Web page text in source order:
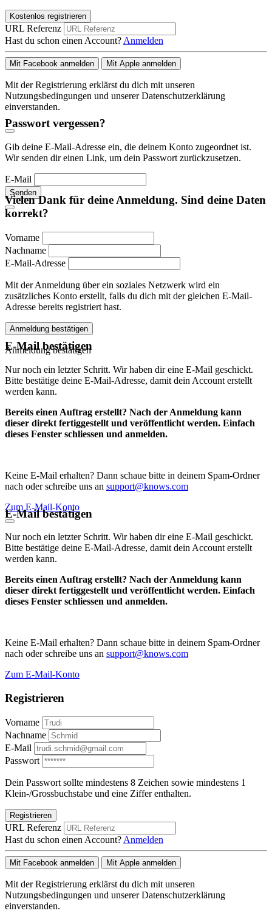
Kostenlos registrieren
URL Referenz
Hast du schon einen Account? Anmelden
Mit Facebook anmelden Mit Apple anmelden
Mit der Registrierung erklärst du dich mit unseren
Nutzungsbedingungen und unserer Datenschutzerklärung
einverstanden.
Passwort vergessen?
Gib deine E-Mail-Adresse ein, die deinem Konto zugeordnet ist.
Wir senden dir einen Link, um dein Passwort zurückzusetzen.
E-Mail
Senden
Vielen Dank für deine Anmeldung. Sind deine Daten
korrekt?
Vorname
Nachname
E-Mail-Adresse
Mit der Anmeldung über ein soziales Netzwerk wird ein
zusätzliches Konto erstellt, falls du dich mit der gleichen E-Mail-
Adresse bereits registriert hast.
Anmeldung bestätigen
Anmeldung bestätigen
E-Mail bestätigen
Nur noch ein letzter Schritt. Wir haben dir eine E-Mail geschickt.
Bitte bestätige deine E-Mail-Adresse, damit dein Account erstellt
werden kann.
Bereits einen Auftrag erstellt? Nach der Anmeldung kann
dieser direkt fertiggestellt und veröffentlicht werden. Einfach
dieses Fenster schliessen und anmelden.
Keine E-Mail erhalten? Dann schaue bitte in deinem Spam-Ordner
nach oder schreibe uns an support@knows.com
Zum E-Mail-Konto
E-Mail bestätigen
Nur noch ein letzter Schritt. Wir haben dir eine E-Mail geschickt.
Bitte bestätige deine E-Mail-Adresse, damit dein Account erstellt
werden kann.
Bereits einen Auftrag erstellt? Nach der Anmeldung kann
dieser direkt fertiggestellt und veröffentlicht werden. Einfach
dieses Fenster schliessen und anmelden.
Keine E-Mail erhalten? Dann schaue bitte in deinem Spam-Ordner
nach oder schreibe uns an support@knows.com
Zum E-Mail-Konto
Registrieren
Vorname
Nachname
E-Mail
Passwort
Dein Passwort sollte mindestens 8 Zeichen sowie mindestens 1
Klein-/Grossbuchstabe und eine Ziffer enthalten.
Registrieren
URL Referenz
Hast du schon einen Account? Anmelden
Mit Facebook anmelden Mit Apple anmelden
Mit der Registrierung erklärst du dich mit unseren
Nutzungsbedingungen und unserer Datenschutzerklärung
einverstanden.